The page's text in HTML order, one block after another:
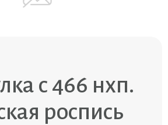
с 466 нхп.
роспись